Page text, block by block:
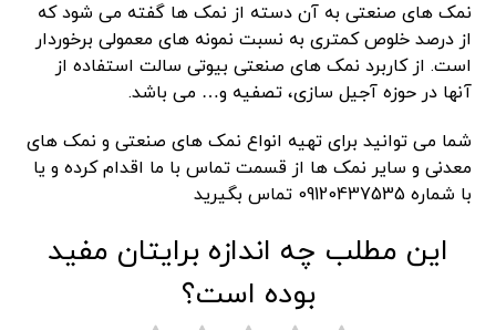
نمک های صنعتی به آن دسته از نمک ها گفته می شود که
از درصد خلوص کمتری به نسبت نمونه های معمولی برخوردار
است. از کاربرد نمک های صنعتی بیوتی سالت استفاده از
آنها در حوزه آجیل سازی، تصفیه و… می باشد.
شما می توانید برای تهیه انواع نمک های صنعتی و نمک های
معدنی و سایر نمک ها از قسمت تماس با ما اقدام کرده و یا
با شماره 09120437535 تماس بگیرید
این مطلب چه اندازه برایتان مفید
بوده است؟